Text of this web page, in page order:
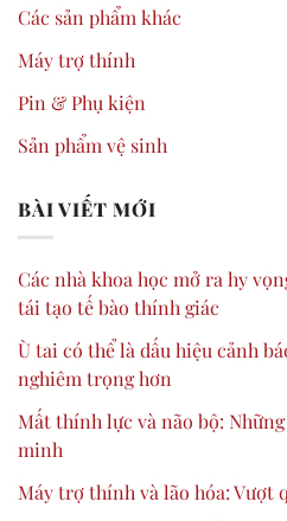
Các sản phẩm khác
Máy trợ thính
Pin & Phụ kiện
Sản phẩm vệ sinh
BÀI VIẾT MỚI
Các nhà khoa học mở ra hy
tái tạo tế bào thính giác
Ù tai có thể là dấu hiệu cảnh
nghiêm trọng hơn
Mất thính lực và não bộ:
minh
Máy trợ thính và lão hóa: Vượt